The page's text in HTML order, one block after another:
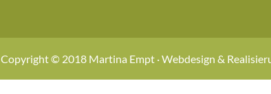
Copyright © 2018 Martina Empt · Webdesign &